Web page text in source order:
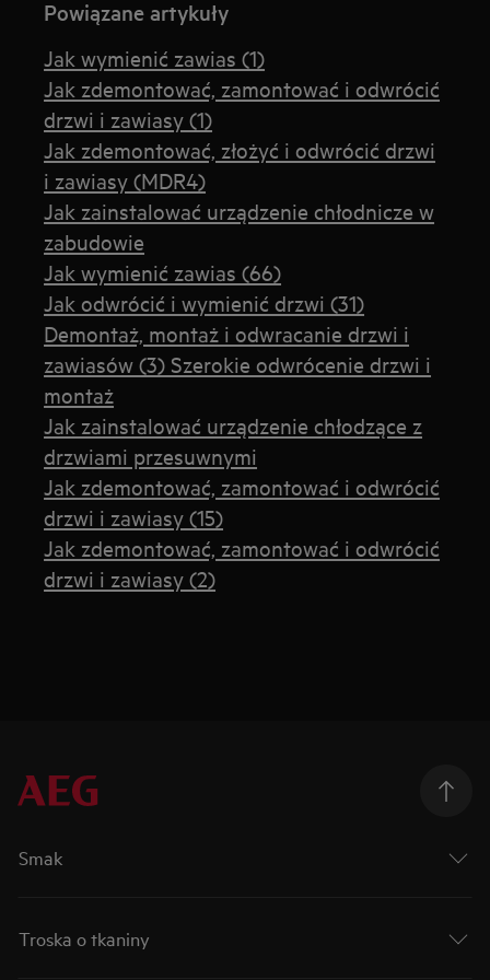
Powiązane artykuły
Jak wymienić zawias (1)
Jak zdemontować, zamontować i odwrócić
drzwi i zawiasy (1)
Jak zdemontować, złożyć i odwrócić drzwi
i zawiasy (MDR4)
Jak zainstalować urządzenie chłodnicze w
zabudowie
Jak wymienić zawias (66)
Jak odwrócić i wymienić drzwi (31)
Demontaż, montaż i odwracanie drzwi i
zawiasów (3) Szerokie odwrócenie drzwi i
montaż
Jak zainstalować urządzenie chłodzące z
drzwiami przesuwnymi
Jak zdemontować, zamontować i odwrócić
drzwi i zawiasy (15)
Jak zdemontować, zamontować i odwrócić
drzwi i zawiasy (2)
Smak
Troska o tkaniny